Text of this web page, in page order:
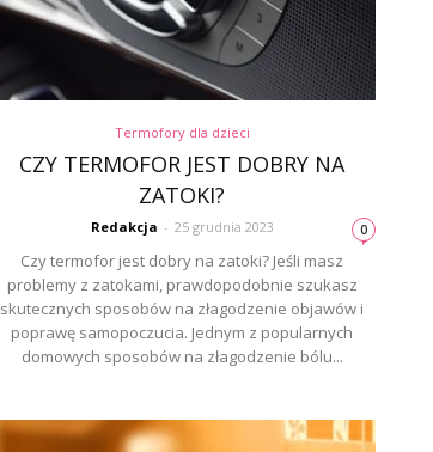
Termofory dla dzieci
CZY TERMOFOR JEST DOBRY NA
ZATOKI?
Redakcja - 25 grudnia 2023 0
Czy termofor jest dobry na zatoki? Jeśli masz
problemy z zatokami, prawdopodobnie szukasz
skutecznych sposobów na złagodzenie objawów i
poprawę samopoczucia. Jednym z popularnych
domowych sposobów na złagodzenie bólu...